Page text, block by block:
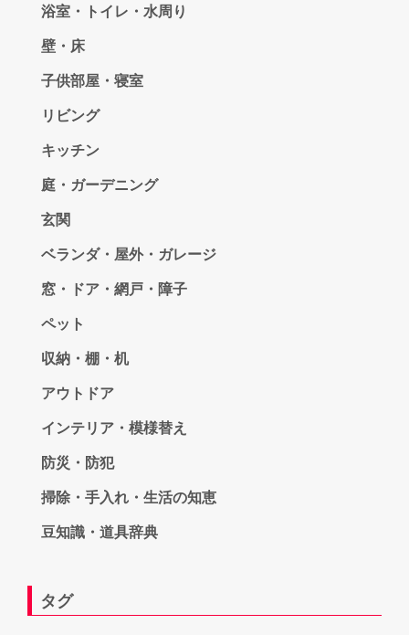
浴室・トイレ・水周り
壁・床
子供部屋・寝室
リビング
キッチン
庭・ガーデニング
玄関
ベランダ・屋外・ガレージ
窓・ドア・網戸・障子
ペット
収納・棚・机
アウトドア
インテリア・模様替え
防災・防犯
掃除・手入れ・生活の知恵
豆知識・道具辞典
タグ